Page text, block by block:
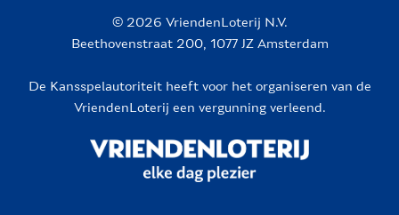
© 2026 VriendenLoterij N.V.
Beethovenstraat 200, 1077 JZ Amsterdam
De Kansspelautoriteit heeft voor het organiseren van de
VriendenLoterij een vergunning verleend.